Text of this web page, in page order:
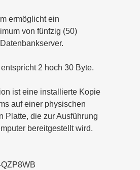
ermöglicht ein
von fünfzig (50)
2 hoch 30 Byte.
ist eine installierte Kopie
auf einer physischen
Platte, die zur Ausführung
bereitgestellt wird.